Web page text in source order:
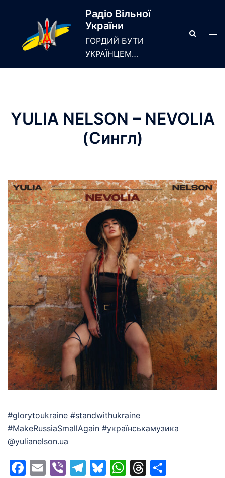
Радіо Вільної
України
ГОРДИЙ БУТИ
УКРАЇНЦЕМ…
Search
YULIA NELSON – NEVOLIA
(Сингл)
#glorytoukraine #standwithukraine
#MakeRussiaSmallAgain #українськамузика
@yulianelson.ua
Facebook
EmailViberTelegram
Bluesky
WhatsApp
Threads